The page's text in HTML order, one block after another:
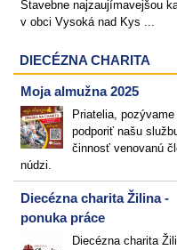
Stavebne najzaujímavejšou
v obci Vysoká nad Kys ...
DIECÉZNA CHARITA
Moja almužna 2025
Priatelia, pozývame
podporiť našu
činnosť venovanú
núdzi.
Diecézna charita Žilina -
ponuka práce
Diecézna charita